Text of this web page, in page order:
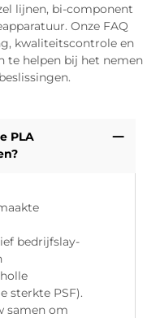
lijnen, bi-component
Onze FAQ
kwaliteitscontrole en
te helpen bij het nemen
PLA
bedrijfslay-
sterkte PSF).
samen om